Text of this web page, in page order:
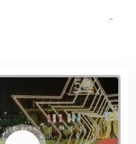
-.